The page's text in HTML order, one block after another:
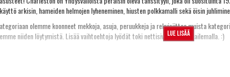
arkisin, hameiden helmojen lyheneminen, hiusten polkkamalli sekä öisin
olemme koonneet mekkoja, asuja, peruukkeja ja rekvisiittaa muista
niiden löytymistä. Lisää vaihtoehtoja lyödät toki nettisivujamme selailemalla. :)
Lue lisää